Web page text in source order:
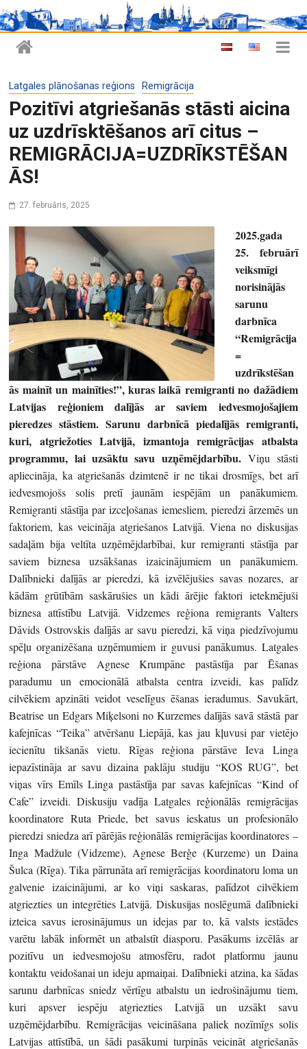
Latgales plānošanas reģions Remigrācija
Pozitīvi atgriešanās stāsti aicina
uz uzdrīsktēšanos arī citus –
REMIGRĀCIJA=UZDRĪKSTĒŠAN
ĀS!
27. februāris, 2025
2025.gada
25. februārī
veiksmīgi
norisinājās
sarunu
darbnīca
“Remigrācija
=
uzdrīkstēšan
ās mainīt un mainīties!”, kuras laikā remigranti no dažādiem
Latvijas reģioniem dalījās ar saviem iedvesmojošajiem
pieredzes stāstiem. Sarunu darbnīcā piedalījās remigranti,
kuri, atgriežoties Latvijā, izmantoja remigrācijas atbalsta
programmu, lai uzsāktu savu uzņēmējdarbību.Viņu stāsti
apliecināja, ka atgriešanās dzimtenē ir ne tikai drosmīgs, bet arī
iedvesmojošs solis pretī jaunām iespējām un panākumiem.
Remigranti stāstīja par izceļošanas iemesliem, pieredzi ārzemēs un
faktoriem, kas veicināja atgriešanos Latvijā. Viena no diskusijas
sadaļām bija veltīta uzņēmējdarbībai, kur remigranti stāstīja par
saviem biznesa uzsākšanas izaicinājumiem un panākumiem.
Dalībnieki dalījās ar pieredzi, kā izvēlējušies savas nozares, ar
kādām grūtībām saskārušies un kādi ārējie faktori ietekmējuši
biznesa attīstību Latvijā. Vidzemes reģiona remigrants Valters
Dāvids Ostrovskis dalījās ar savu pieredzi, kā viņa piedzīvojumu
spēļu organizēšana uzņēmumiem ir guvusi panākumus. Latgales
reģiona pārstāve Agnese Krumpāne pastāstīja par Ēšanas
paradumu un emocionālā atbalsta centra izveidi, kas palīdz
cilvēkiem apzināti veidot veselīgus ēšanas ieradumus. Savukārt,
Beatrise un Edgars Miķelsoni no Kurzemes dalījās savā stāstā par
kafejnīcas “Teika” atvēršanu Liepājā, kas jau kļuvusi par vietējo
iecienītu tikšanās vietu. Rīgas reģiona pārstāve Ieva Linga
iepazīstināja ar savu dizaina paklāju studiju “KOS RUG”, bet
viņas vīrs Emīls Linga pastāstīja par savas kafejnīcas “Kind of
Cafe” izveidi. Diskusiju vadīja Latgales reģionālās remigrācijas
koordinatore Ruta Priede, bet savus ieskatus un profesionālo
pieredzi sniedza arī pārējās reģionālās remigrācijas koordinatores –
Inga Madžule (Vidzeme), Agnese Berģe (Kurzeme) un Daina
Šulca (Rīga). Tika pārrunāta arī remigrācijas koordinatoru loma un
galvenie izaicinājumi, ar ko viņi saskaras, palīdzot cilvēkiem
atgriezties un integrēties Latvijā. Diskusijas noslēgumā dalībnieki
izteica savus ierosinājumus un idejas par to, kā valsts iestādes
varētu labāk informēt un atbalstīt diasporu. Pasākums izcēlās ar
pozitīvu un iedvesmojošu atmosfēru, radot platformu jaunu
kontaktu veidošanai un ideju apmaiņai. Dalībnieki atzina, ka šādas
sarunu darbnīcas sniedz vērtīgu atbalstu un iedrošinājumu tiem,
kuri apsver iespēju atgriezties Latvijā un uzsākt savu
uzņēmējdarbību. Remigrācijas veicināšana paliek nozīmīgs solis
Latvijas attīstībā, un šādi pasākumi turpinās veicināt atgriešanās